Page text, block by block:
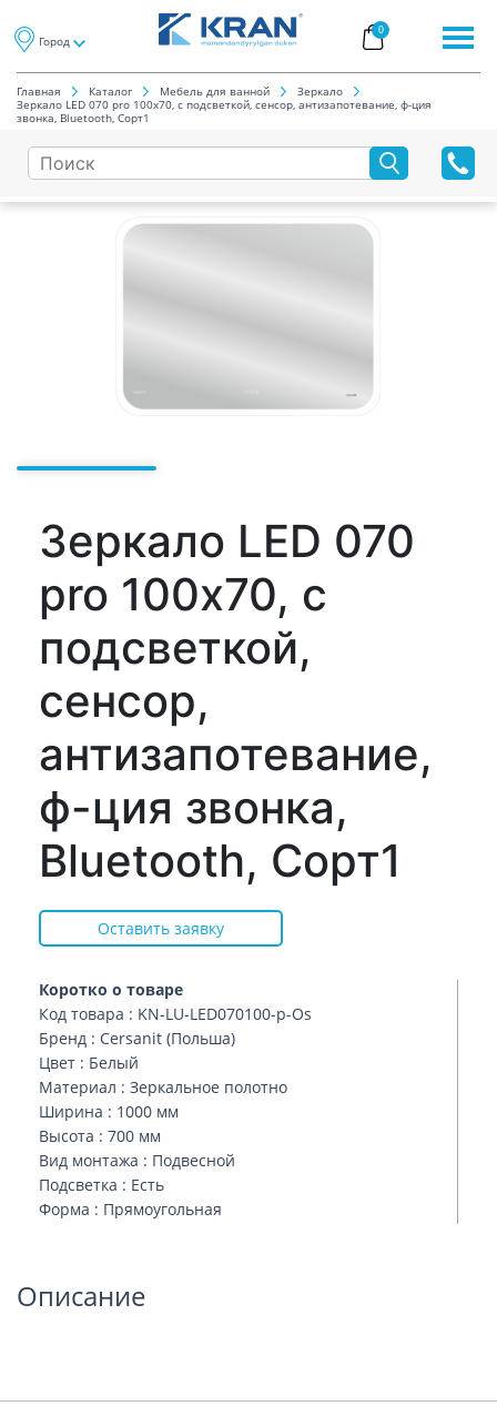
Город
0
Главная Каталог Мебель для ванной
Зеркало
Зеркало LED 070 pro 100х70, с подсветкой, сенсор, антизапотевание, ф-ция
звонка, Bluetooth, Сорт1
Зеркало LED 070
pro 100х70, с
подсветкой,
сенсор,
антизапотевание,
ф-ция звонка,
Bluetooth, Сорт1
Коротко о товаре
Код товара : KN-LU-LED070100-p-Os
Бренд : Cersanit (Польша)
Цвет : Белый
Материал : Зеркальное полотно
Ширина : 1000 мм
Высота : 700 мм
Вид монтажа : Подвесной
Подсветка : Есть
Форма : Прямоугольная
Оставить заявку
Описание